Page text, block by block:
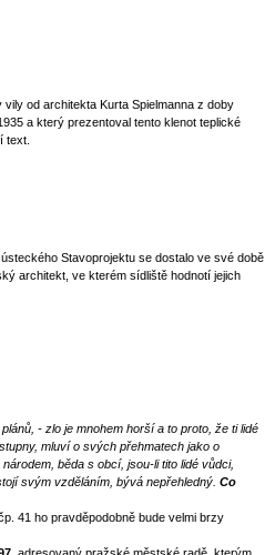
od architekta Kurta Spielmanna z doby
a který prezentoval tento klenot teplické
text.
Stavoprojektu se dostalo ve své době
architekt, ve kterém sídliště hodnotí jejich
- zlo je mnohem horší a to proto, že ti lidé
mluví o svých přehmatech jako o
běda s obcí, jsou-li tito lidé vůdci,
svým vzděláním, bývá nepřehledný. Co
41 ho pravděpodobně bude velmi brzy